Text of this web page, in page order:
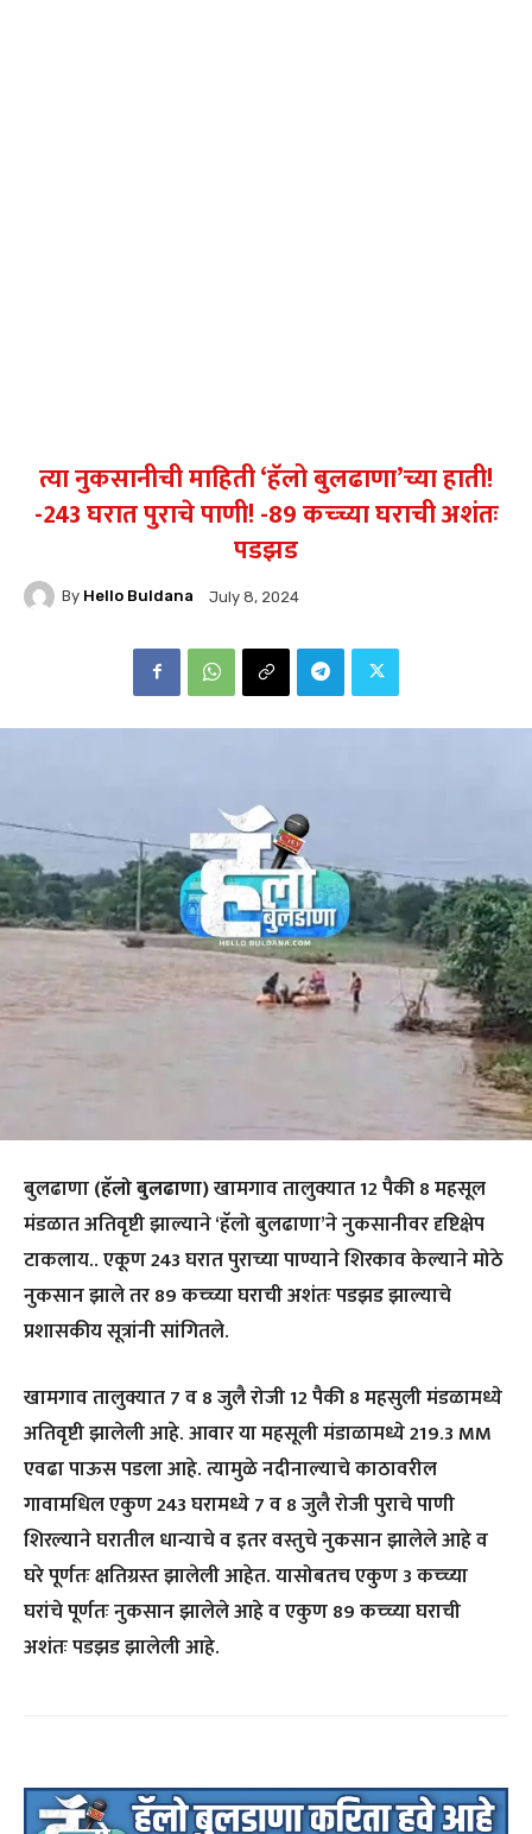
त्या नुकसानीची माहिती ‘हॅलो बुलढाणा’च्या हाती!
-243 घरात पुराचे पाणी! -89 कच्च्या घराची अशंतः
पडझड
By Hello Buldana July 8, 2024
बुलढाणा(हॅलो बुलढाणा)खामगाव तालुक्यात 12 पैकी 8 महसूल
मंडळात अतिवृष्टी झाल्याने ‘हॅलो बुलढाणा’ने नुकसानीवर दृष्टिक्षेप
टाकलाय.. एकूण 243 घरात पुराच्या पाण्याने शिरकाव केल्याने मोठे
नुकसान झाले तर 89 कच्च्या घराची अशंतः पडझड झाल्याचे
प्रशासकीय सूत्रांनी सांगितले.
खामगाव तालुक्यात 7 व 8 जुलै रोजी 12 पैकी 8 महसुली मंडळामध्ये
अतिवृष्टी झालेली आहे. आवार या महसूली मंडाळामध्ये 219.3 MM
एवढा पाऊस पडला आहे. त्यामुळे नदीनाल्याचे काठावरील
गावामधिल एकुण 243 घरामध्ये 7 व 8 जुलै रोजी पुराचे पाणी
शिरल्याने घरातील धान्याचे व इतर वस्तुचे नुकसान झालेले आहे व
घरे पूर्णतः क्षतिग्रस्त झालेली आहेत. यासोबतच एकुण 3 कच्च्या
घरांचे पूर्णतः नुकसान झालेले आहे व एकुण 89 कच्च्या घराची
अशंतः पडझड झालेली आहे.